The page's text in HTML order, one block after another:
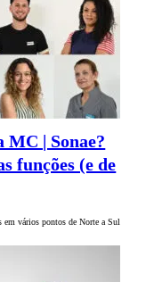
| Sonae?
funções (e de
em vários pontos de Norte a Sul